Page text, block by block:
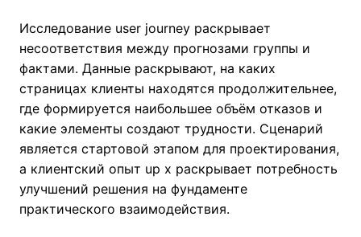
Исследование user journey раскрывает
несоответствия между прогнозами группы и
фактами. Данные раскрывают, на каких
страницах клиенты находятся продолжительнее,
где формируется наибольшее объём отказов и
какие элементы создают трудности. Сценарий
является стартовой этапом для проектирования,
а клиентский опыт up x раскрывает потребность
улучшений решения на фундаменте
практического взаимодействия.